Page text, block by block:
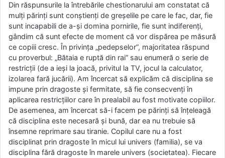
Din răspunsurile la întrebările chestionarului am constatat că
mulţi părinţi sunt conştienţi de greşelile pe care le fac, dar, fie
sunt incapabili de a-şi domina pornirile, fie sunt indiferenţi,
gândim că sunt efecte de moment că vor dispărea pe măsură
ce copiii cresc. În privinţa „pedepselor”, majoritatea răspund
cu proverbul: „Bătaia e ruptă din rai” sau enumeră o serie de
restricţii (de a ieşi la joacă, privitul la TV, jocul la calculator,
izolarea fară jucării). Am încercat să explicăm că disciplina se
impune prin dragoste şi fermitate, să fie consecvenţi în
aplicarea restricţiilor care în prealabil au fost motivate copiilor.
De asemenea, am încercat să-i facem pe părinţi să înţeleagă
că disciplina este necesară şi bună, dar ea nu trebuie să
însemne reprimare sau tiranie. Copilul care nu a fost
disciplinat prin dragoste în micul lui univers (familia), se va
disciplina fără dragoste în marele univers (societatea). Fiecare